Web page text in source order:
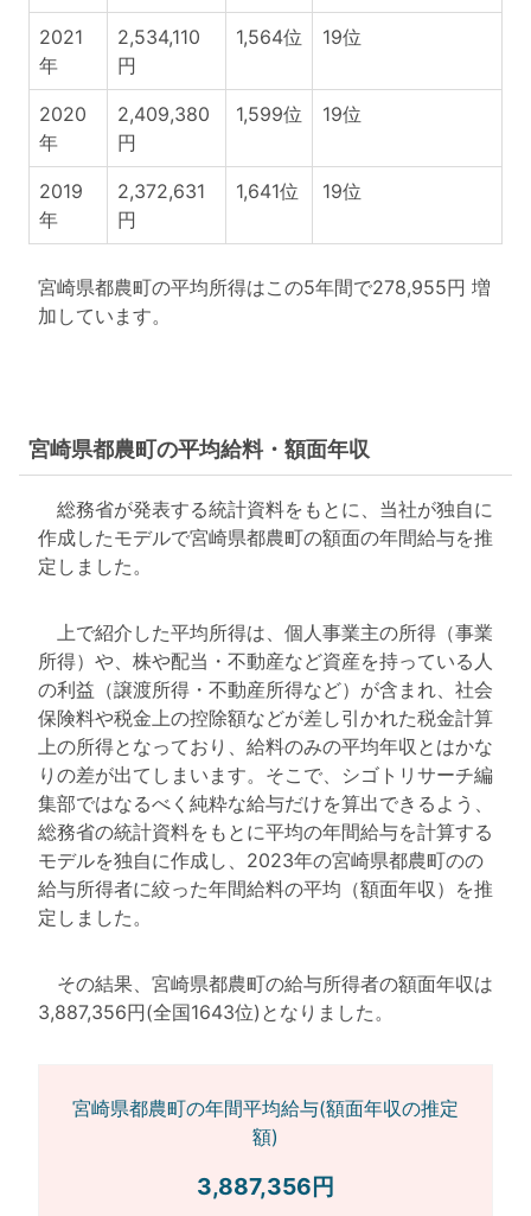
2021
年
2,534,110
円
1,564位 19位
2020
年
2,409,380
円
1,599位 19位
2019
年
2,372,631
円
1,641位 19位
宮崎県都農町の平均所得はこの5年間で278,955円 増
加しています。
宮崎県都農町の平均給料・額面年収
総務省が発表する統計資料をもとに、当社が独自に
作成したモデルで宮崎県都農町の額面の年間給与を推
定しました。
上で紹介した平均所得は、個人事業主の所得（事業
所得）や、株や配当・不動産など資産を持っている人
の利益（譲渡所得・不動産所得など）が含まれ、社会
保険料や税金上の控除額などが差し引かれた税金計算
上の所得となっており、給料のみの平均年収とはかな
りの差が出てしまいます。そこで、シゴトリサーチ編
集部ではなるべく純粋な給与だけを算出できるよう、
総務省の統計資料をもとに平均の年間給与を計算する
モデルを独自に作成し、2023年の宮崎県都農町のの
給与所得者に絞った年間給料の平均（額面年収）を推
定しました。
その結果、宮崎県都農町の給与所得者の額面年収は
3,887,356円(全国1643位)となりました。
宮崎県都農町の年間平均給与(額面年収の推定
額)
3,887,356円